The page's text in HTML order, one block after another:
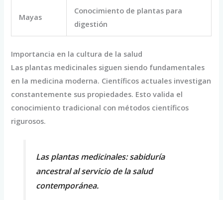
Mayas
Conocimiento de plantas para
digestión
Importancia en la cultura de la salud
Las plantas medicinales siguen siendo fundamentales
en la medicina moderna. Científicos actuales investigan
constantemente sus propiedades. Esto valida el
conocimiento tradicional con métodos científicos
rigurosos.
Las plantas medicinales: sabiduría
ancestral al servicio de la salud
contemporánea.